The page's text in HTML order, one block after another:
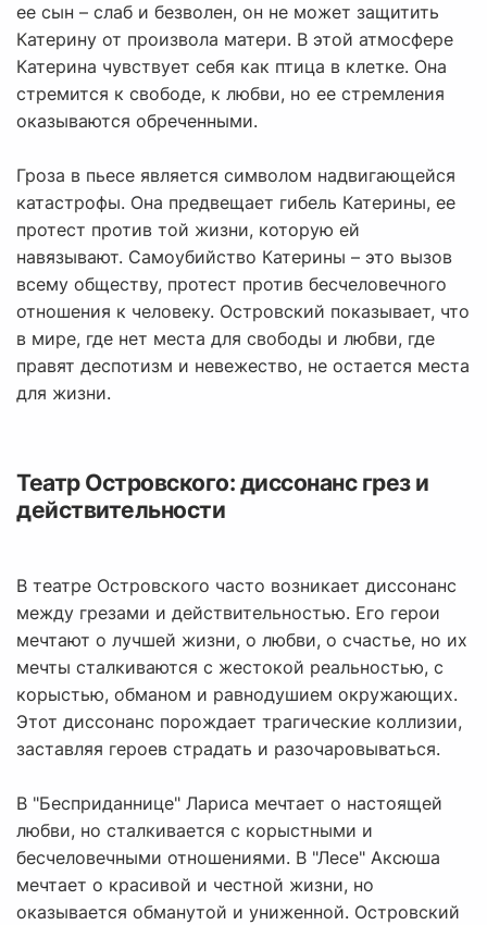
ее сын – слаб и безволен, он не может защитить
Катерину от произвола матери. В этой атмосфере
Катерина чувствует себя как птица в клетке. Она
стремится к свободе, к любви, но ее стремления
оказываются обреченными.
Гроза в пьесе является символом надвигающейся
катастрофы. Она предвещает гибель Катерины, ее
протест против той жизни, которую ей
навязывают. Самоубийство Катерины – это вызов
всему обществу, протест против бесчеловечного
отношения к человеку. Островский показывает, что
в мире, где нет места для свободы и любви, где
правят деспотизм и невежество, не остается места
для жизни.
Театр Островского: диссонанс грез и
действительности
В театре Островского часто возникает диссонанс
между грезами и действительностью. Его герои
мечтают о лучшей жизни, о любви, о счастье, но их
мечты сталкиваются с жестокой реальностью, с
корыстью, обманом и равнодушием окружающих.
Этот диссонанс порождает трагические коллизии,
заставляя героев страдать и разочаровываться.
В "Бесприданнице" Лариса мечтает о настоящей
любви, но сталкивается с корыстными и
бесчеловечными отношениями. В "Лесе" Аксюша
мечтает о красивой и честной жизни, но
оказывается обманутой и униженной. Островский